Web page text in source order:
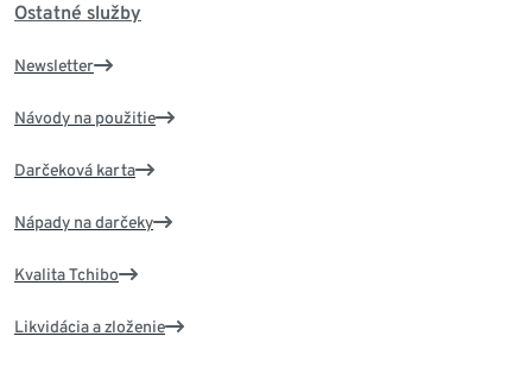
Ostatné služby
Newsletter
Návody na použitie
Darčeková karta
Nápady na darčeky
Kvalita Tchibo
Likvidácia a zloženie